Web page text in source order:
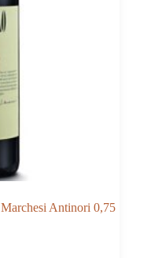
Antinori 0,75